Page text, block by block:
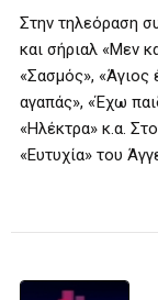
Στην τηλεόραση
και σήριαλ «Μεν
«Σασμός», «Άγιος
αγαπάς», «Έχω
«Ηλέκτρα» κ.α.
«Ευτυχία» του